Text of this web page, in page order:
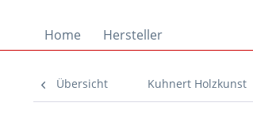
Home
Hersteller
Übersicht Kuhnert Holzkunst